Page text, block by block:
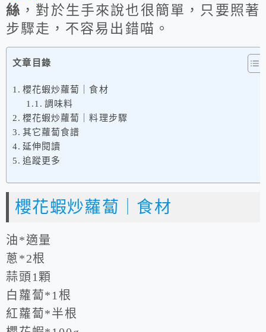
絲 ，對於生手來說也很簡單，只要照著
步驟走，不容易出錯喵。
文章目錄
櫻花蝦炒蘿蔔｜食材
調味料
櫻花蝦炒蘿蔔｜料理步驟
其它蘿蔔食譜
延伸閱讀
追蹤更多
櫻花蝦炒蘿蔔｜食材
油*適量
蔥*2根
蒜頭1顆
白蘿蔔*1根
紅蘿蔔*半根